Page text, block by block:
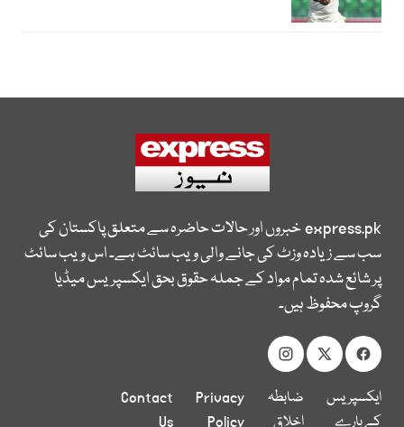
express.pkخبروں اور حالات حاضرہ سے متعلق پاکستان کی
سب سے زیادہ وزٹ کی جانے والی ویب سائٹ ہے۔ اس ویب سائٹ
پر شائع شدہ تمام مواد کے جملہ حقوق بحق ایکسپریس میڈیا
گروپ محفوظ ہیں۔
ایکسپریس
کے بارے
ضابطہ
اخلاق
Privacy
Policy
Contact
Us